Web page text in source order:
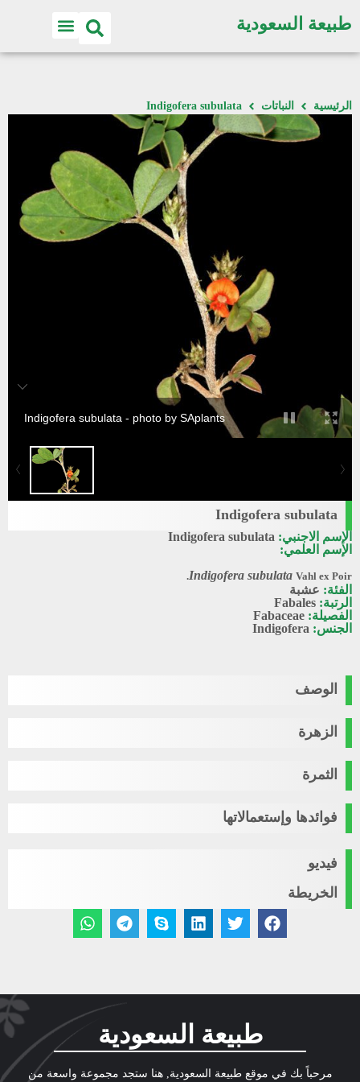
طبيعة السعودية
الرئيسية النباتات Indigofera subulata
Indigofera subulata - photo by SAplants
Indigofera subulata
الإسم الاجنبي: Indigofera subulata
الإسم العلمي:
Indigofera subulata Vahl ex Poir.
الفئة: عشبة
الرتبة: Fabales
الفصيلة: Fabaceae
الجنس: Indigofera
الوصف
الزهرة
الثمرة
فوائدها وإستعمالاتها
فيديو
الخريطة
طبيعة السعودية
مرحباً بك في موقع طبيعة السعودية, هنا ستجد مجموعة واسعة من